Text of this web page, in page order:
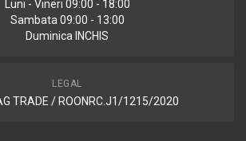
Luni - Vineri 09:00 - 18:00
Sambata 09:00 - 13:00
Duminica INCHIS
LEGAL
TRADE / ROONRC.J1/1215/2020